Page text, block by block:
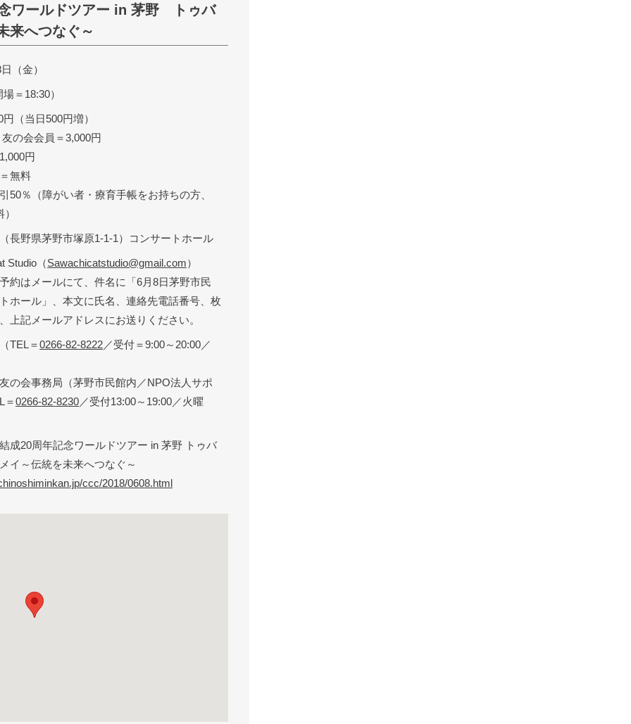
ワールドツアー in 茅野 トゥバ
来へつなぐ～
（金）
＝18:30）
（当日500円増）
の会会員＝3,000円
円
無料
50％（障がい者・療育手帳をお持ちの方、
長野県茅野市塚原1-1-1）コンサートホール
Studio（Sawachicatstudio@gmail.com）
約はメールにて、件名に「6月8日茅野市民
ホール」、本文に氏名、連絡先電話番号、枚
上記メールアドレスにお送りください。
TEL＝0266-82-8222／受付＝9:00～20:00／
の会事務局（茅野市民館内／NPO法人サポ
＝0266-82-8230／受付13:00～19:00／火曜
成20周年記念ワールドツアー in 茅野 トゥバ
イ～伝統を未来へつなぐ～
ccc/2018/0608.html